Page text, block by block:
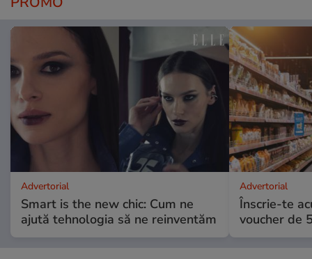
Advertorial
Smart is the new chic: Cum ne
ajută tehnologia să ne reinventăm
Advertorial
Înscrie-te
voucher de